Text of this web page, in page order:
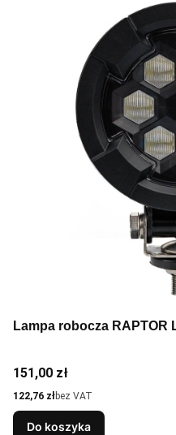
Lampa robocza RAPTOR
Cena
151,00 zł
Cena
122,76 złbez VAT
Do koszyka